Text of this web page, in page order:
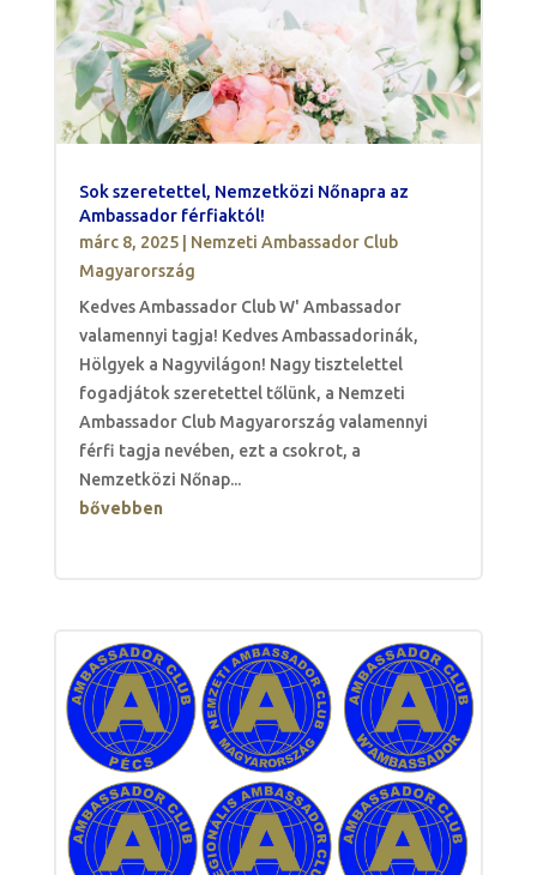
Sok szeretettel, Nemzetközi Nőnapra az
Ambassador férfiaktól!
márc 8, 2025| Nemzeti Ambassador Club
Magyarország
Kedves Ambassador Club W' Ambassador
valamennyi tagja! Kedves Ambassadorinák,
Hölgyek a Nagyvilágon! Nagy tisztelettel
fogadjátok szeretettel tőlünk, a Nemzeti
Ambassador Club Magyarország valamennyi
férfi tagja nevében, ezt a csokrot, a
Nemzetközi Nőnap...
bővebben